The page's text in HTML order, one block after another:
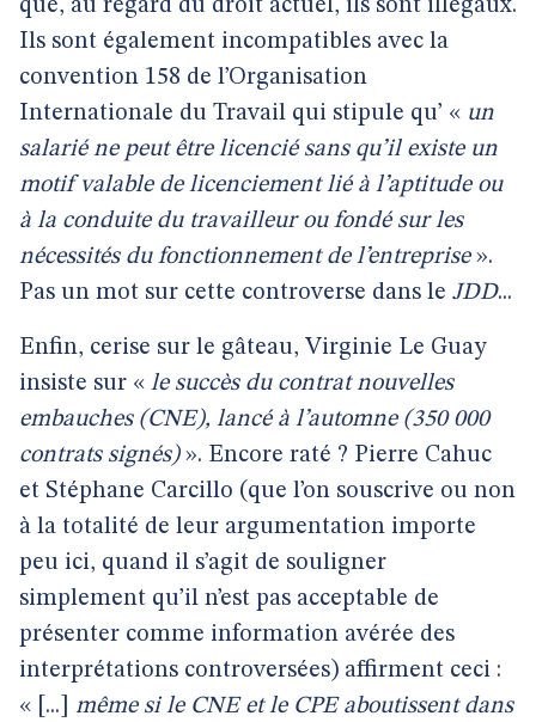
que, au regard du droit actuel, ils sont illégaux.
Ils sont également incompatibles avec la
convention 158 de l’Organisation
Internationale du Travail qui stipule qu’ « un
salarié ne peut être licencié sans qu’il existe un
motif valable de licenciement lié à l’aptitude ou
à la conduite du travailleur ou fondé sur les
nécessités du fonctionnement de l’entreprise».
Pas un mot sur cette controverse dans le JDD...
Enfin, cerise sur le gâteau, Virginie Le Guay
insiste sur « le succès du contrat nouvelles
embauches (CNE), lancé à l’automne (350 000
contrats signés)». Encore raté ? Pierre Cahuc
et Stéphane Carcillo (que l’on souscrive ou non
à la totalité de leur argumentation importe
peu ici, quand il s’agit de souligner
simplement qu’il n’est pas acceptable de
présenter comme information avérée des
interprétations controversées) affirment ceci :
« [...] même si le CNE et le CPE aboutissent dans